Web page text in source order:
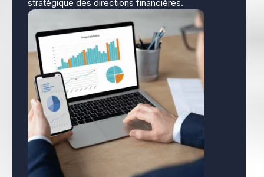
stratégique des directions financières.